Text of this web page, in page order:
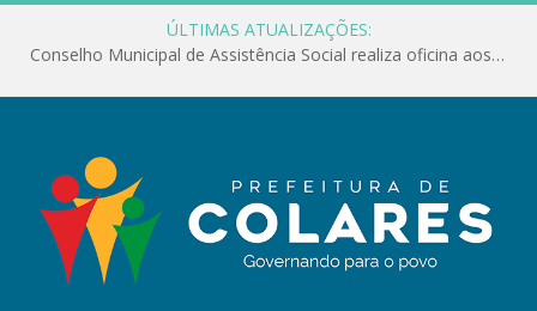
ÚLTIMAS ATUALIZAÇÕES:
Conselho Municipal de Assistência Social realiza oficina aos servidores